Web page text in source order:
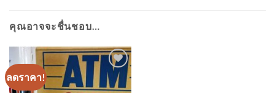
คุณอาจจะชื่นชอบ…
ลดราคา!
เพิ่มเข้า
ใน